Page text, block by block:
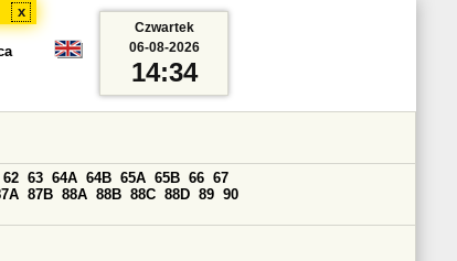
x
62 63 64A 64B 65A 65B 66 67
87B 88A 88B 88C 88D 89 90
Czwartek
06-08-2026
14:34